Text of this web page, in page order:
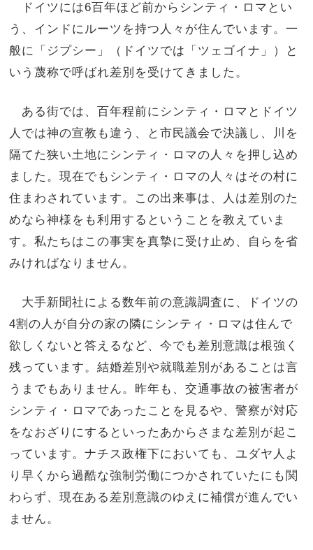
ドイツには6百年ほど前からシンティ・ロマとい
う、インドにルーツを持つ人々が住んでいます。一
般に「ジプシー」（ドイツでは「ツェゴイナ」）と
いう蔑称で呼ばれ差別を受けてきました。
ある街では、百年程前にシンティ・ロマとドイツ
人では神の宣教も違う、と市民議会で決議し、川を
隔てた狭い土地にシンティ・ロマの人々を押し込め
ました。現在でもシンティ・ロマの人々はその村に
住まわされています。この出来事は、人は差別のた
めなら神様をも利用するということを教えていま
す。私たちはこの事実を真摯に受け止め、自らを省
みければなりません。
大手新聞社による数年前の意識調査に、ドイツの
4割の人が自分の家の隣にシンティ・ロマは住んで
欲しくないと答えるなど、今でも差別意識は根強く
残っています。結婚差別や就職差別があることは言
うまでもありません。昨年も、交通事故の被害者が
シンティ・ロマであったことを見るや、警察が対応
をなおざりにするといったあからさまな差別が起こ
っています。ナチス政権下においても、ユダヤ人よ
り早くから過酷な強制労働につかされていたにも関
わらず、現在ある差別意識のゆえに補償が進んでい
ません。